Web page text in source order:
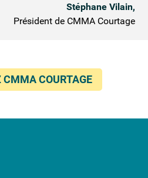
Stéphane Vilain,
Président de CMMA Courtage
CMMA COURTAGE